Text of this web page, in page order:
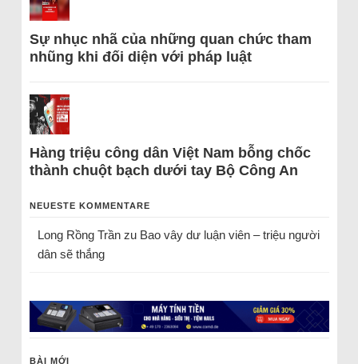
Sự nhục nhã của những quan chức tham
nhũng khi đối diện với pháp luật
Hàng triệu công dân Việt Nam bỗng chốc
thành chuột bạch dưới tay Bộ Công An
NEUESTE KOMMENTARE
Long Rồng Trầnzu Bao vây dư luận viên – triệu người
dân sẽ thắng
BÀI MỚI